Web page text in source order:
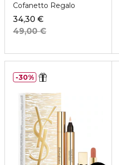
Cofanetto Regalo
34,30 €
49,00 €
30%